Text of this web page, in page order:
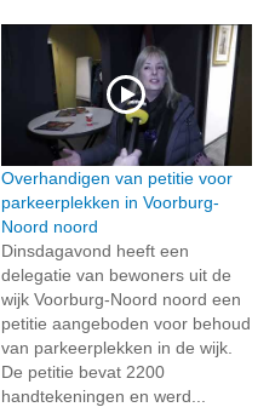
Overhandigen van petitie voor
parkeerplekken in Voorburg-
Noord noord
Dinsdagavond heeft een
delegatie van bewoners uit de
wijk Voorburg-Noord noord een
petitie aangeboden voor behoud
van parkeerplekken in de wijk.
De petitie bevat 2200
handtekeningen en werd...